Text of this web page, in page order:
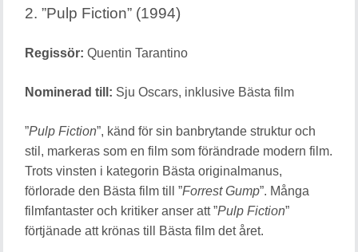
2. ”Pulp Fiction” (1994)
Regissör: Quentin Tarantino
Nominerad till: Sju Oscars, inklusive Bästa film
”Pulp Fiction”, känd för sin banbrytande struktur och
stil, markeras som en film som förändrade modern film.
Trots vinsten i kategorin Bästa originalmanus,
förlorade den Bästa film till ”Forrest Gump”. Många
filmfantaster och kritiker anser att ”Pulp Fiction”
förtjänade att krönas till Bästa film det året.